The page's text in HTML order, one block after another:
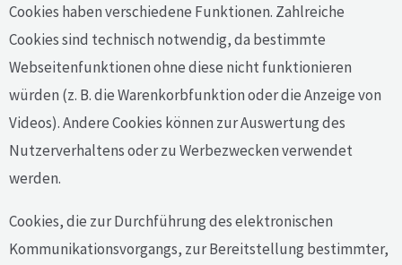
Cookies haben verschiedene Funktionen. Zahlreiche
Cookies sind technisch notwendig, da bestimmte
Webseitenfunktionen ohne diese nicht funktionieren
würden (z. B. die Warenkorbfunktion oder die Anzeige von
Videos). Andere Cookies können zur Auswertung des
Nutzerverhaltens oder zu Werbezwecken verwendet
werden.
Cookies, die zur Durchführung des elektronischen
Kommunikationsvorgangs, zur Bereitstellung bestimmter,